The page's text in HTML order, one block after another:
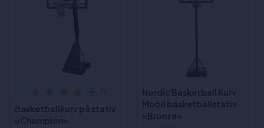
Basketballkurv på stativ
«Champion»
Nordic Basketball Kurv
Mobil basketballstativ
«Bronze»